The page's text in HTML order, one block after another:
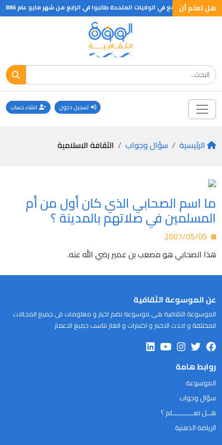
هل تعلم أن
المتحدة طالبوا في الرابع من شهر مايو عام 1886م بتحديد ساعات العمل بثماني ساعات يومية فقط وعلى الفور اتصل احد اصحاب المصانع بالشركة لمكافحة الشغب و ما ان حضروا حتى انفجرت قنبلة موقوته ادت الى سقوط العديد من القتلى والجرحى واتهم العمال بوضعها وتفجيرها واعدم عدد كبير منهم وبعد البحث اتضح ان العمال ابرياء
تسجيل دخول انشاء حساب
الرئيسية سؤال وجواب الثقافة الاسلامية
ما اسم الصحابي الذي كان أول من أم
المسلمين في صلاتهم بالمدينة ؟
هذا الصحابي هو مصعب بن عمير رضي الله عنه.
عن الموسوعة الثقافية
الموسوعة الثقافية هى موسوعة تضم اخبار و معلومات فى جميع المجالات
المختلفة و احدث الاخبار و اختبارات و الغاز تناسب جميع الاعمار
روابط هامة
الموسوعة
سؤال وجواب
هــل تعـــــــــــلم ؟
الرياضة الذهنية